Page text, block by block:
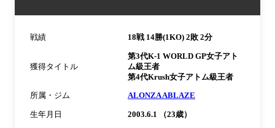
戦績 18戦 14勝(1KO) 2敗 2分
獲得タイトル
第3代K-1 WORLD GP女子アト
ム級王者
第4代Krush女子アトム級王者
所属・ジム ALONZA ABLAZE
生年月日 2003.6.1 （23歳）